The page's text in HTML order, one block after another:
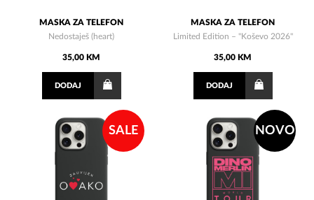
MASKA ZA TELEFON
Nedostaješ (heart)
35,00 KM
DODAJ
MASKA ZA TELEFON
Limited Edition – "Koševo 2026"
35,00 KM
DODAJ
SALE NOVO